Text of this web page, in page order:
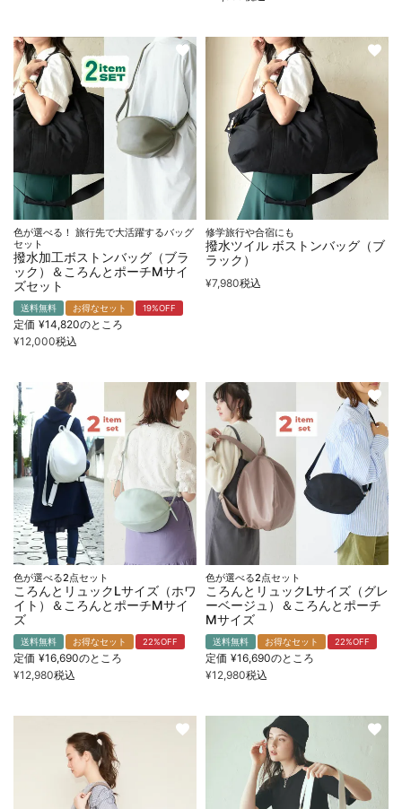
色が選べる！ 旅行先で大活躍するバッグ
セット
撥水加工ボストンバッグ（ブラ
ック）＆ころんとポーチMサイ
ズセット
送料無料 お得なセット 19%OFF
定価 ¥14,820のところ
¥12,000税込
修学旅行や合宿にも
撥水ツイル ボストンバッグ（ブ
ラック）
¥7,980税込
色が選べる2点セット
ころんとリュックLサイズ（ホワ
イト）＆ころんとポーチMサイ
ズ
送料無料 お得なセット 22%OFF
定価 ¥16,690のところ
¥12,980税込
色が選べる2点セット
ころんとリュックLサイズ（グレ
ーベージュ）＆ころんとポーチ
Mサイズ
送料無料 お得なセット 22%OFF
定価 ¥16,690のところ
¥12,980税込